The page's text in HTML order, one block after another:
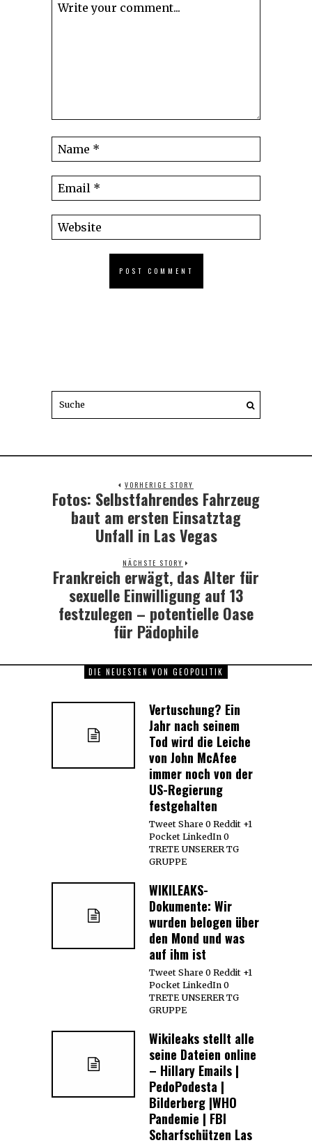
VORHERIGE STORY
Previous
post:
Fotos: Selbstfahrendes Fahrzeug
baut am ersten Einsatztag
Unfall in Las Vegas
NÄCHSTE STORY
Next
post:
Frankreich erwägt, das Alter für
sexuelle Einwilligung auf 13
festzulegen – potentielle Oase
für Pädophile
DIE NEUESTEN VON GEOPOLITIK
Vertuschung? Ein
Jahr nach seinem
Tod wird die Leiche
von John McAfee
immer noch von der
US-Regierung
festgehalten
Tweet Share 0 Reddit +1
Pocket LinkedIn 0
TRETE UNSERER TG
GRUPPE
WIKILEAKS-
Dokumente: Wir
wurden belogen über
den Mond und was
auf ihm ist
Tweet Share 0 Reddit +1
Pocket LinkedIn 0
TRETE UNSERER TG
GRUPPE
Wikileaks stellt alle
seine Dateien online
– Hillary Emails |
PedoPodesta |
Bilderberg |WHO
Pandemie | FBI
Scharfschützen Las